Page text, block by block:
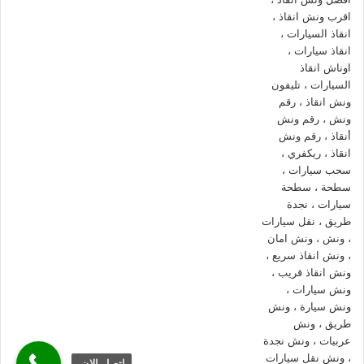
01094833093
اليوم.
ارخص ونش انقاذ في العبور
ونش المصريةهو ارخص
الاقل ولن نطالبك بـ اكرامية او اي رسوم اضافية واسعار انقاذ
السيارات تعتبر رمزية لاننا نمتلك
موقعك لذلك نقدم خدماتنا بارخص سعر وبأعلى جودة.
ونش انقاذ سيارات العبور
ونش انقاذ سيارات العبور
فائقة حيث تتواجد جميع
الحيوية ليسهل الوصول اليك و انقاذ سيارتك في اقل وقت ممكن
اتصل بما الان علي
01144849927 او